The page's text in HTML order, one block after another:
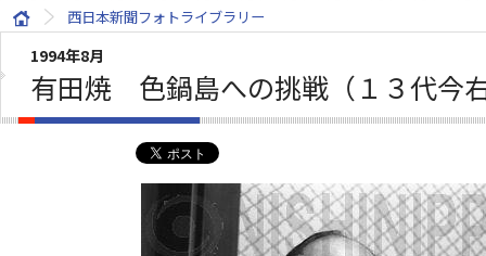
西日本新聞フォトライブラリー
1994年8月
有田焼 色鍋島への挑戦（１３代今